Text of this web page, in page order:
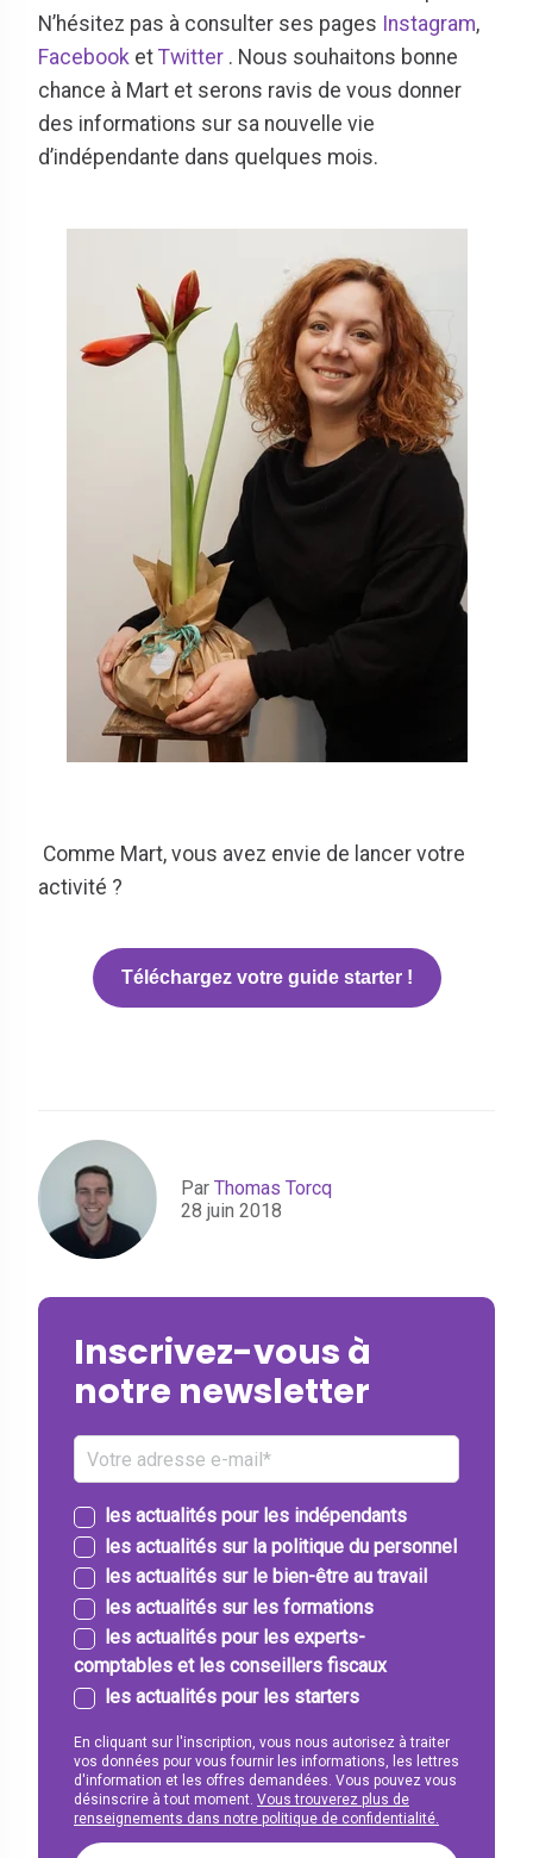
N’hésitez pas à consulter ses pages Instagram,
Facebook et Twitter . Nous souhaitons bonne
chance à Mart et serons ravis de vous donner
des informations sur sa nouvelle vie
d’indépendante dans quelques mois.
Comme Mart, vous avez envie de lancer votre
activité ?
Téléchargez votre guide starter !
Par Thomas Torcq
28 juin 2018
Inscrivez-vous à
notre newsletter
les actualités pour les indépendants
les actualités sur la politique du personnel
les actualités sur le bien-être au travail
les actualités sur les formations
les actualités pour les experts-
comptables et les conseillers fiscaux
les actualités pour les starters
En cliquant sur l'inscription, vous nous autorisez à traiter
vos données pour vous fournir les informations, les lettres
d'information et les offres demandées. Vous pouvez vous
désinscrire à tout moment. Vous trouverez plus de
renseignements dans notre politique de confidentialité.